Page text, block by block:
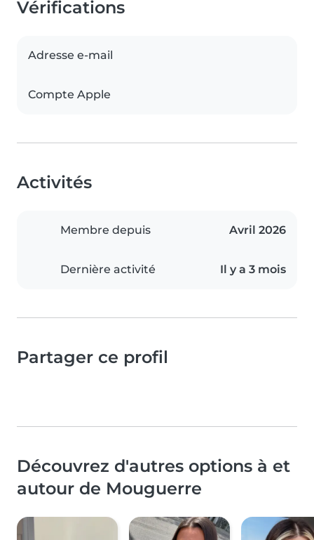
Vérifications
Adresse e-mail
Compte Apple
Activités
Membre depuis Avril 2026
Dernière activité Il y a 3 mois
Partager ce profil
Découvrez d'autres options à et
autour de Mouguerre